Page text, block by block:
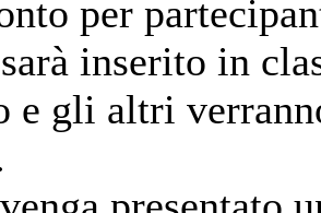
per
inserito in
e gli altri